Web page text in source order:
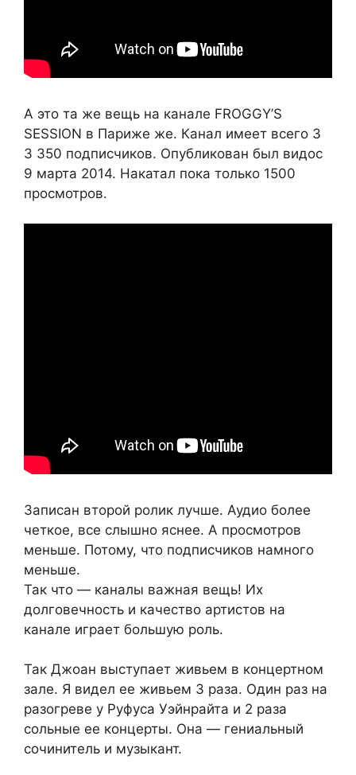
А это та же вещь на канале FROGGY’S
SESSION в Париже же. Канал имеет всего 3
3 350 подписчиков. Опубликован был видос
9 марта 2014. Накатал пока только 1500
просмотров.
Записан второй ролик лучше. Аудио более
четкое, все слышно яснее. А просмотров
меньше. Потому, что подписчиков намного
меньше.
Так что — каналы важная вещь! Их
долговечность и качество артистов на
канале играет большую роль.
Так Джоан выступает живьем в концертном
зале. Я видел ее живьем 3 раза. Один раз на
разогреве у Руфуса Уэйнрайта и 2 раза
сольные ее концерты. Она — гениальный
сочинитель и музыкант.